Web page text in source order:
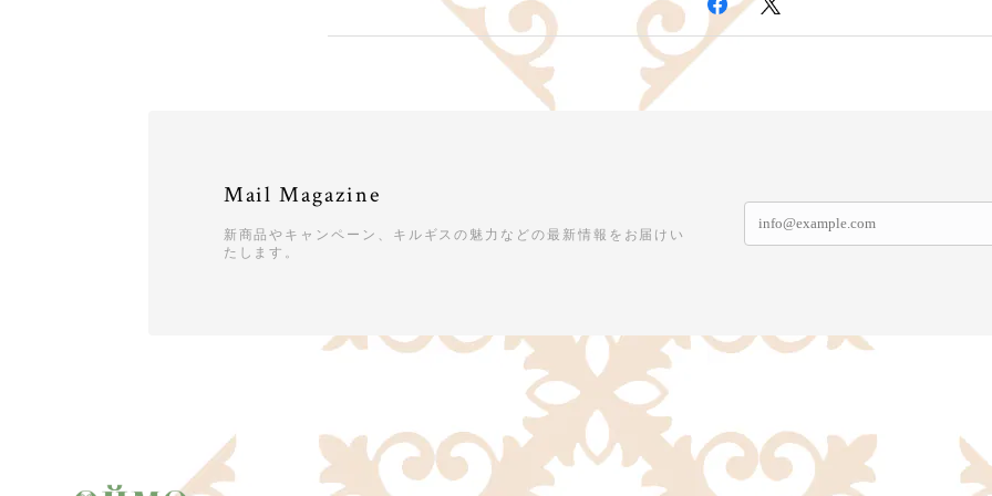
Mail Magazine
新商品やキャンペーン、キルギスの魅力などの最新情報をお届けい
たします。